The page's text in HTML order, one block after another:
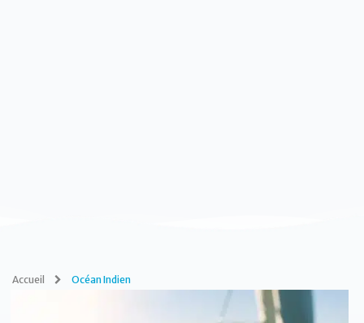
Accueil Océan Indien